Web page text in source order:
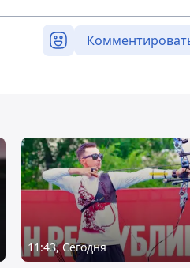
11:43, Сегодня